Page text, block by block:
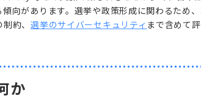
向があります。選挙や政策形成に関わるため
制約、選挙のサイバーセキュリティ まで含めて
か